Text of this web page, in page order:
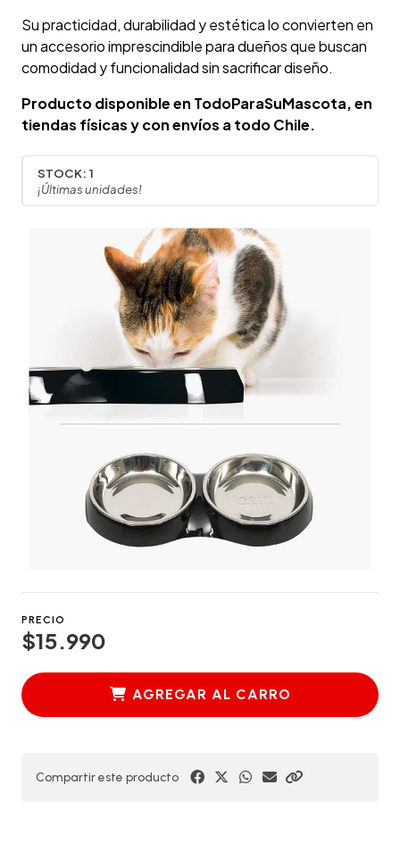
Su practicidad, durabilidad y estética lo convierten en
un accesorio imprescindible para dueños que buscan
comodidad y funcionalidad sin sacrificar diseño.
Producto disponible en TodoParaSuMascota, en
tiendas físicas y con envíos a todo Chile.
STOCK: 1
¡Últimas unidades!
PRECIO
$15.990
AGREGAR AL CARRO
Compartir este producto